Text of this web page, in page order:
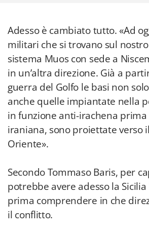
Adesso è cambiato tutto. «Ad
militari che si trovano sul
sistema Muos con sede a
in un’altra direzione. Già a
guerra del Golfo le basi non
anche quelle impiantate nella
in funzione anti-irachena prima
iraniana, sono proiettate verso
Oriente».
Secondo Tommaso Baris, per
potrebbe avere adesso la
prima comprendere in che
il conflitto.